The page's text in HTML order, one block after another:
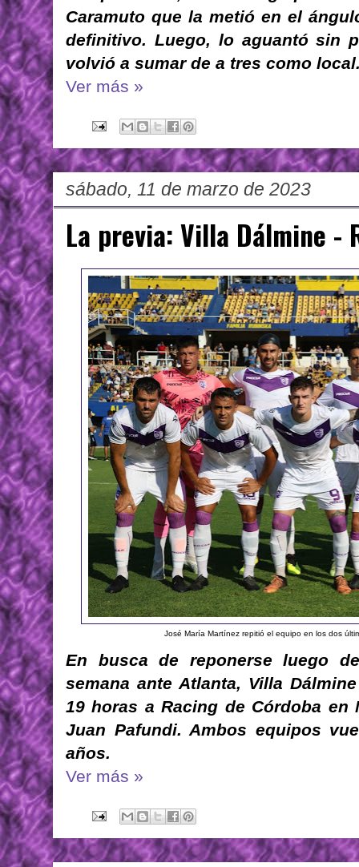
Caramuto que la metió en el
definitivo. Luego, lo aguantó sin
volvió a sumar de a tres como
Ver más »
sábado, 11 de marzo de 2023
La previa: Villa Dálmine -
José María Martínez repitió el equipo en los dos
En busca de reponerse luego
semana ante Atlanta, Villa
19 horas a Racing de Córdoba
Juan Pafundi. Ambos equipos
años.
Ver más »